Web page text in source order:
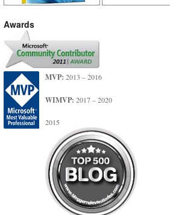
Awards
MVP: 2013 – 2016
WIMVP: 2017 – 2020
2015